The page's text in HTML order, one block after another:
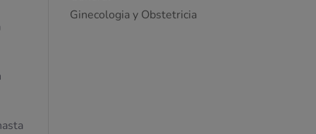
Ginecologia y Obstetricia